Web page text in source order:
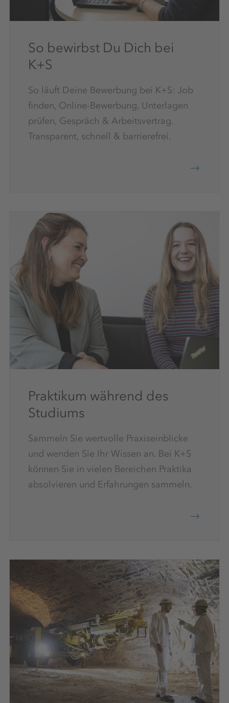
So bewirbst Du Dich bei
K+S
So läuft Deine Bewerbung bei K+S: Job
finden, Online-Bewerbung, Unterlagen
prüfen, Gespräch & Arbeitsvertrag.
Transparent, schnell & barrierefrei.
Praktikum während des
Studiums
Sammeln Sie wertvolle Praxiseinblicke
und wenden Sie Ihr Wissen an. Bei K+S
können Sie in vielen Bereichen Praktika
absolvieren und Erfahrungen sammeln.